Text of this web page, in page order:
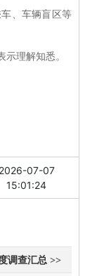
、车辆盲区等
理解知悉。
2026-07-07
15:01:24
调查汇总 >>